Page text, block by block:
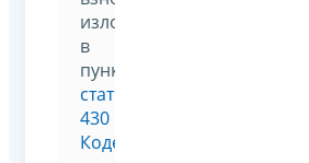
изложен
в
пункте 7
статьи
430
Кодекса